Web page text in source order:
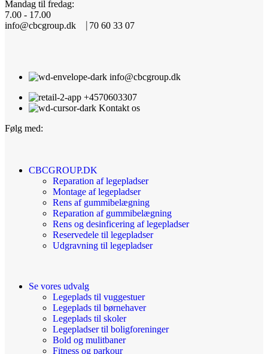
Mandag til fredag:
7.00 - 17.00
info@cbcgroup.dk ⎹ 70 60 33 07
info@cbcgroup.dk
+4570603307
Kontakt os
Følg med:
CBCGROUP.DK
Reparation af legepladser
Montage af legepladser
Rens af gummibelægning
Reparation af gummibelægning
Rens og desinficering af legepladser
Reservedele til legepladser
Udgravning til legepladser
Se vores udvalg
Legeplads til vuggestuer
Legeplads til børnehaver
Legeplads til skoler
Legepladser til boligforeninger
Bold og mulitbaner
Fitness og parkour